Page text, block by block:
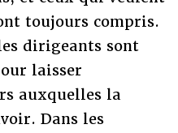
toujours compris.
dirigeants sont
laisser
auxquelles la
Dans les